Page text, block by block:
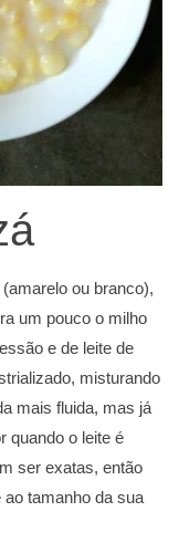
ou branco),
um pouco o milho
e de leite de
misturando
mais fluida, mas já
quando o leite é
ser exatas, então
tamanho da sua